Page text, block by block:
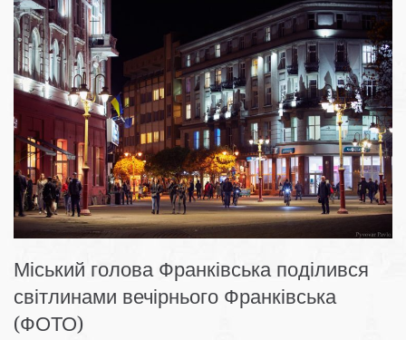
Міський голова Франківська поділився
світлинами вечірнього Франківська
(ФОТО)